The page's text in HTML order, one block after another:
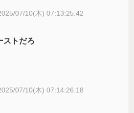
07/10(木) 07:13:25.42
ストだろ
07/10(木) 07:14:26.18